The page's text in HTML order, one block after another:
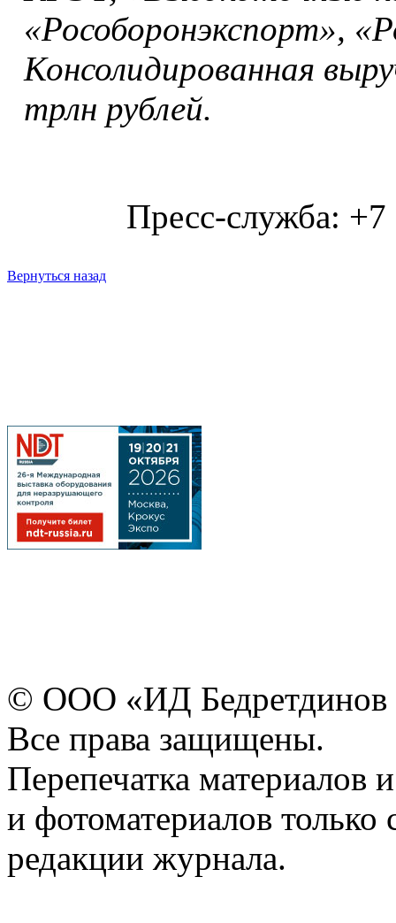
«Рособоронэкспорт»,
Консолидированная
трлн рублей.
Пресс-служба:
Вернуться назад
© ООО «ИД
Все права защищены.
Перепечатка материалов
и фотоматериалов
редакции журнала.